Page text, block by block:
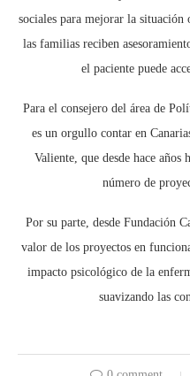
sociales para mejorar la
las familias reciben
el paciente puede
Para el consejero del área de
es un orgullo contar en
Valiente, que desde hace años
número de
Por su parte, desde Fundación
valor de los proyectos en
impacto psicológico de la
suavizando las